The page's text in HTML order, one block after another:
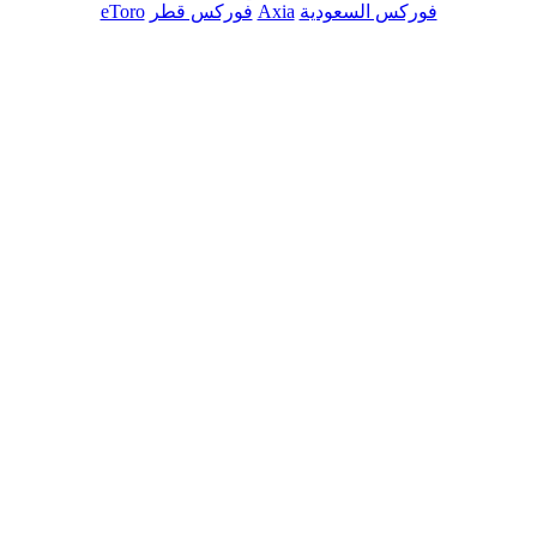
فوركس السعودية Axia فوركس قطر eToro